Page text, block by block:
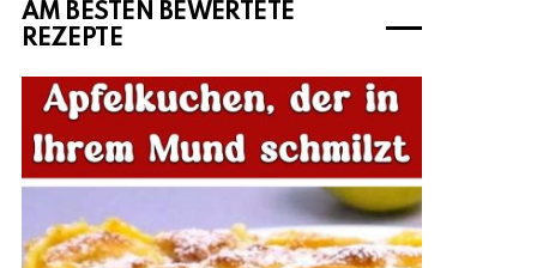
AM BESTEN BEWERTETE
REZEPTE